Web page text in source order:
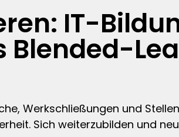
IT-
Blended-
Werkschließungen und
Sich weiterzubilden und